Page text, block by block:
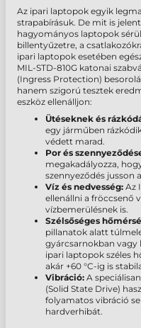
Az ipari laptopok egyik
strapabírásuk. De mit is
hagyományos laptopok
billentyűzetre, a
ipari laptopok esetében
MIL-STD-810G katonai
(Ingress Protection)
hanem szigorú tesztek
eszköz ellenálljon:
Ütéseknek és
egy járműben
védett marad.
Por és
megakadályozza,
szennyeződés jusson
Víz és nedvesség: Az
ellenállni a fröccsenő
vízbemerülésnek is.
Szélsőséges
pillanatok alatt
gyárcsarnokban vagy
ipari laptopok széles
akár +60 °C-ig is
Vibráció: A
(Solid State Drive)
folyamatos vibráció
hardverhibát.